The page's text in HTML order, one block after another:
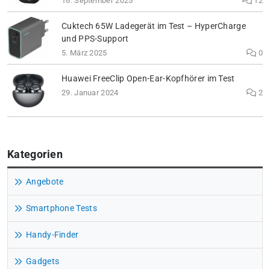
Cuktech 65W Ladegerät im Test – HyperCharge
und PPS-Support
5. März 2025 0
Huawei FreeClip Open-Ear-Kopfhörer im Test
29. Januar 2024 2
Kategorien
Angebote
Smartphone Tests
Handy-Finder
Gadgets